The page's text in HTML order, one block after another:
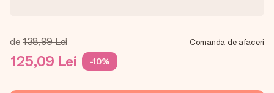
de 138,99 Lei
125,09 Lei -10%
Comanda de afaceri